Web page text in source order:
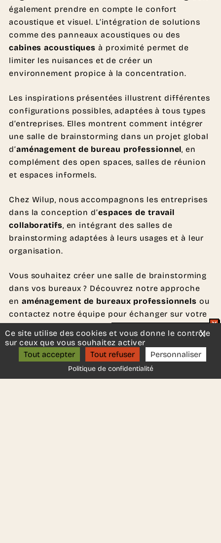
également prendre en compte le confort
acoustique et visuel. L’intégration de solutions
comme des panneaux acoustiques ou des
cabines acoustiques à proximité permet de
limiter les nuisances et de créer un
environnement propice à la concentration.
Les inspirations présentées illustrent différentes
configurations possibles, adaptées à tous types
d’entreprises. Elles montrent comment intégrer
une salle de brainstorming dans un projet global
d’aménagement de bureau professionnel, en
complément des open spaces, salles de réunion
et espaces informels.
Chez Wilup, nous accompagnons les entreprises
dans la conception d’espaces de travail
collaboratifs, en intégrant des salles de
brainstorming adaptées à leurs usages et à leur
organisation.
Vous souhaitez créer une salle de brainstorming
dans vos bureaux ? Découvrez notre approche
en aménagement de bureaux professionnels ou
contactez notre équipe pour échanger sur votre
Un projet d’aménagement ?
ON S’APPELLE ?
Ce site utilise des cookies et vous donne le contrôle
sur ceux que vous souhaitez activer
Tout accepter
Tout refuser Personnaliser
Politique de confidentialité
X